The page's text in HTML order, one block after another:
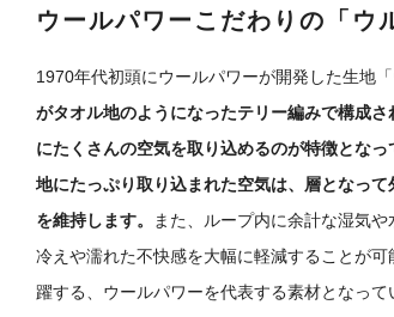
ウールパワーこだわりの「ウ
1970年代初頭にウールパワーが開発した生地
がタオル地のようになったテリー編みで構成
にたくさんの空気を取り込めるのが特徴とな
地にたっぷり取り込まれた空気は、層となっ
を維持します。
また、ループ内に余計な湿気
冷えや濡れた不快感を大幅に軽減することが
躍する、ウールパワーを代表する素材となって